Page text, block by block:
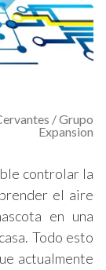
/ Grupo
Expansion
controlar la
el aire
en una
Todo esto
actualmente